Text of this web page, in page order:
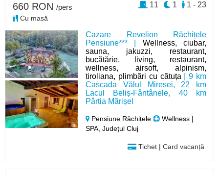
Cazare Revelion Răchițele
Pensiune*** | Wellness, ciubar,
sauna, jakuzzi, restaurant,
bucătărie, living, restaurant,
wellness, airsoft, alpinism,
tiroliana, plimbări cu cătuța | 9 km
Cascada Vălul Miresei, 22 km
Lacul Beliș-Fântânele, 40 km
Pârtia Mărișel
Pensiune Răchițele
Wellness |
SPA, Județul Cluj
Tichet | Card vacanță
660 RON /pers
Cu masă
1 - 23
1
11